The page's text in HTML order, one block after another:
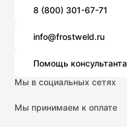
8 (800) 301-67-71
info@frostweld.ru
Помощь консультанта
Мы в социальных сетях
Мы принимаем к оплате